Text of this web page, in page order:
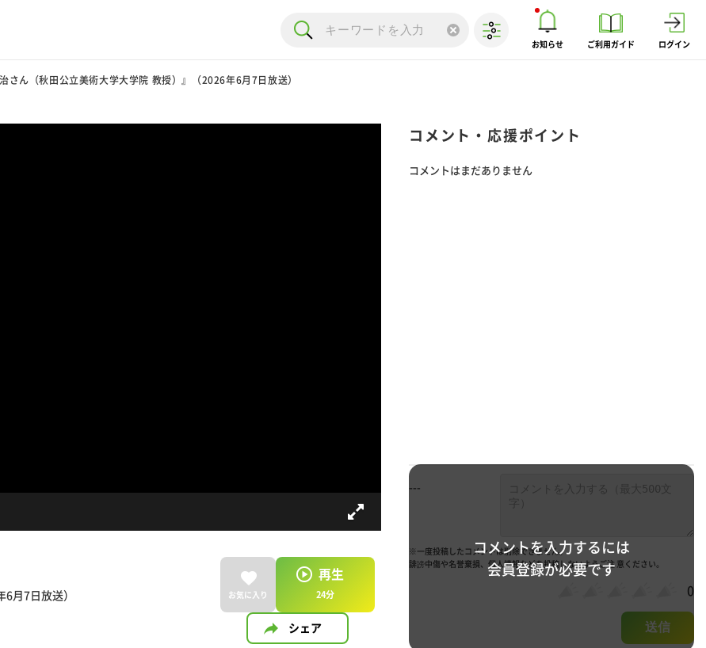
お知らせ ご利用ガイド ログイン
さん（秋田公立美術大学大学院 教授）』（2026年6月7日放送）
月7日放送） お気に入り
再生
24分
シェア
コメント・応援ポイント
コメントはまだありません
コメントを入力するには
会員登録が必要です
---
※一度投稿したコメントは削除できません。
誹謗中傷や名誉棄損、個人情報などを投稿しないようご注 意ください。
0
送信